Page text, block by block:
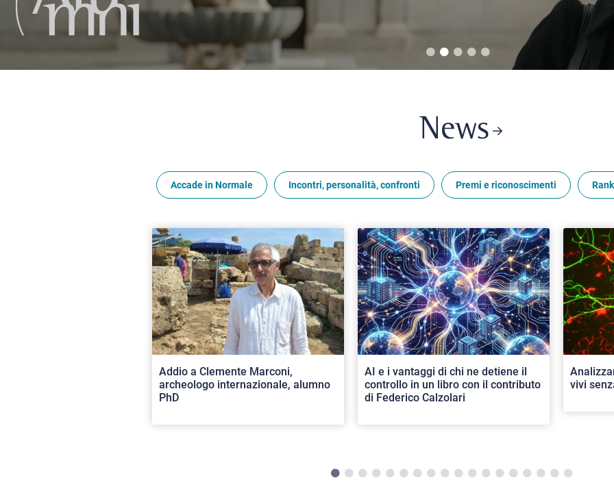
News
Accade in Normale Incontri, personalità, confronti Premi e riconoscimenti
Addio a Clemente Marconi,
archeologo internazionale, alumno
PhD
AI e i vantaggi di chi ne detiene il
controllo in un libro con il contributo
di Federico Calzolari
vivi